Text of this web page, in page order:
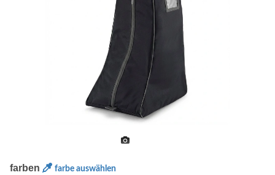
farben farbe auswählen